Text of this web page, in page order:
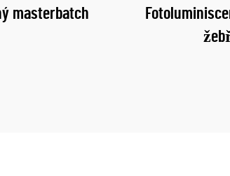
masterbatch